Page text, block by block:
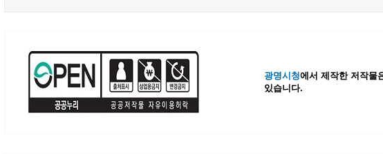
광명시청에서 제작한 저작물
있습니다.